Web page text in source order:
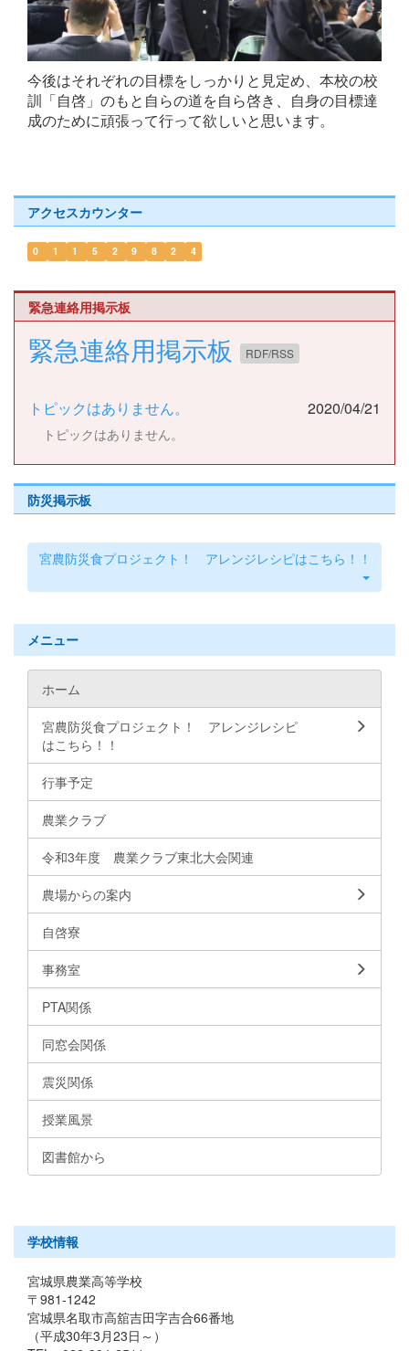
今後はそれぞれの目標をしっかりと見定め、本校の校
訓「自啓」のもと自らの道を自ら啓き、自身の目標達
成のために頑張って行って欲しいと思います。
アクセスカウンター
0 1 1 5 2 9 8 2 4
緊急連絡用掲示板
緊急連絡用掲示板 RDF/RSS
トピックはありません。 2020/04/21
トピックはありません。
防災掲示板
宮農防災食プロジェクト！ アレンジレシピはこちら！！
メニュー
ホーム
宮農防災食プロジェクト！ アレンジレシピ
はこちら！！
行事予定
農業クラブ
令和3年度 農業クラブ東北大会関連
農場からの案内
自啓寮
事務室
PTA関係
同窓会関係
震災関係
授業風景
図書館から
学校情報
宮城県農業高等学校
〒981-1242
宮城県名取市高舘吉田字吉合66番地
（平成30年3月23日～）